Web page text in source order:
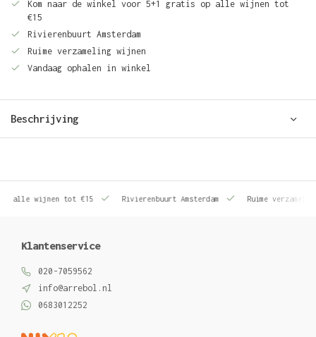
Kom naar de winkel voor 5+1 gratis op alle wijnen tot
€15
Rivierenbuurt Amsterdam
Ruime verzameling wijnen
Vandaag ophalen in winkel
Beschrijving
wijnen tot €15 Rivierenbuurt Amsterdam Ruime verzameling
Klantenservice
020-7059562
info@arrebol.nl
0683012252